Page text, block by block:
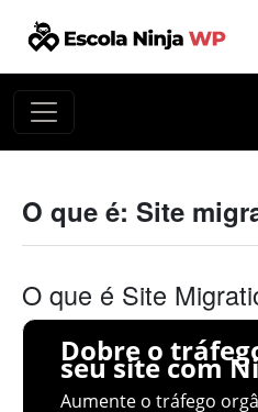
O que é: Site
O que é Site
Dobre o
seu site com
Aumente o tráfego